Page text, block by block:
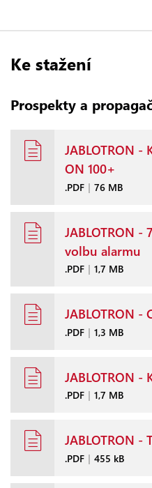
Ke stažení
Prospekty a
JABLOTRON -
ON 100+
.PDF | 76 MB
JABLOTRON
volbu alarmu
.PDF | 1,7 MB
JABLOTRON
.PDF | 1,3 MB
JABLOTRON
.PDF | 1,7 MB
JABLOTRON -
.PDF | 455 kB